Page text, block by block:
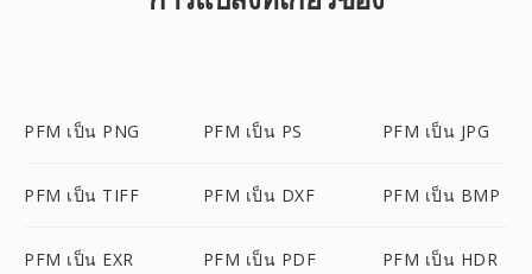
PFM เป็น PNG PFM เป็น PS PFM เป็น JPG
PFM เป็น TIFF PFM เป็น DXF PFM เป็น BMP
PFM เป็น EXR PFM เป็น PDF PFM เป็น HDR